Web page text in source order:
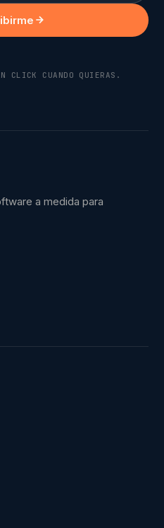
CLICK CUANDO QUIERAS.
a medida para